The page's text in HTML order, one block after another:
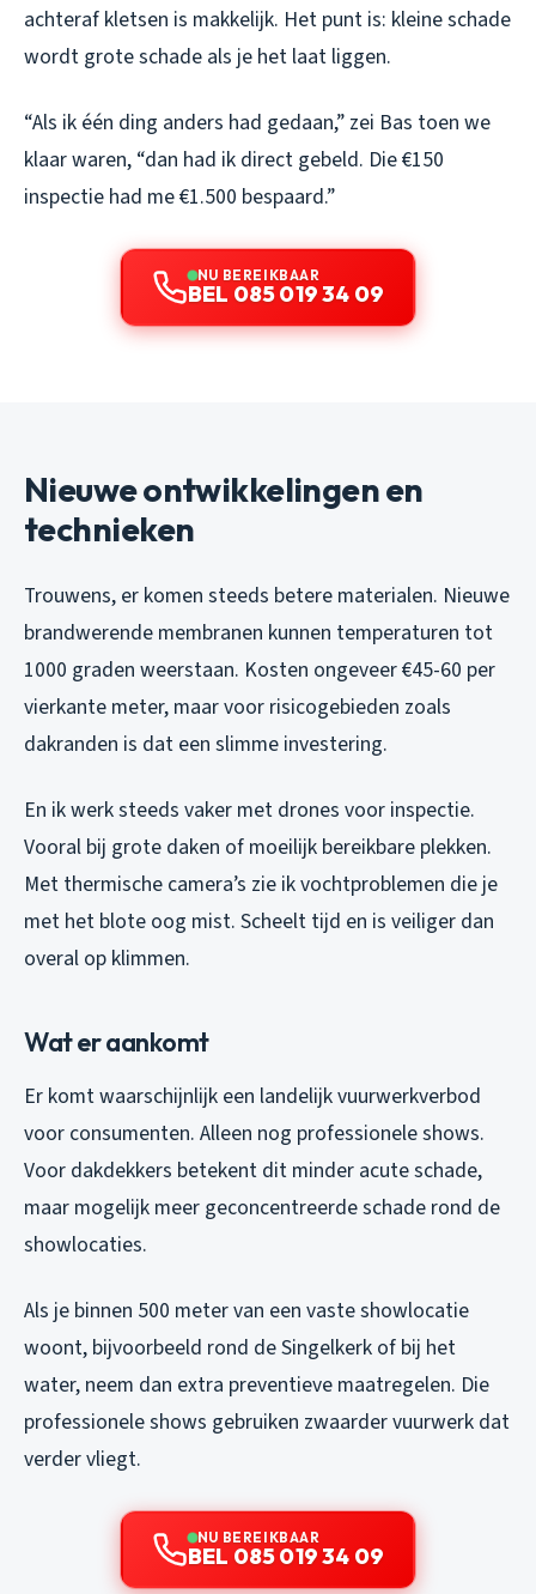
achteraf kletsen is makkelijk. Het punt is: kleine schade
wordt grote schade als je het laat liggen.
“Als ik één ding anders had gedaan,” zei Bas toen we
klaar waren, “dan had ik direct gebeld. Die €150
inspectie had me €1.500 bespaard.”
NU BEREIKBAAR
BEL 085 019 34 09
Nieuwe ontwikkelingen en
technieken
Trouwens, er komen steeds betere materialen. Nieuwe
brandwerende membranen kunnen temperaturen tot
1000 graden weerstaan. Kosten ongeveer €45-60 per
vierkante meter, maar voor risicogebieden zoals
dakranden is dat een slimme investering.
En ik werk steeds vaker met drones voor inspectie.
Vooral bij grote daken of moeilijk bereikbare plekken.
Met thermische camera’s zie ik vochtproblemen die je
met het blote oog mist. Scheelt tijd en is veiliger dan
overal op klimmen.
Wat er aankomt
Er komt waarschijnlijk een landelijk vuurwerkverbod
voor consumenten. Alleen nog professionele shows.
Voor dakdekkers betekent dit minder acute schade,
maar mogelijk meer geconcentreerde schade rond de
showlocaties.
Als je binnen 500 meter van een vaste showlocatie
woont, bijvoorbeeld rond de Singelkerk of bij het
water, neem dan extra preventieve maatregelen. Die
professionele shows gebruiken zwaarder vuurwerk dat
verder vliegt.
NU BEREIKBAAR
BEL 085 019 34 09